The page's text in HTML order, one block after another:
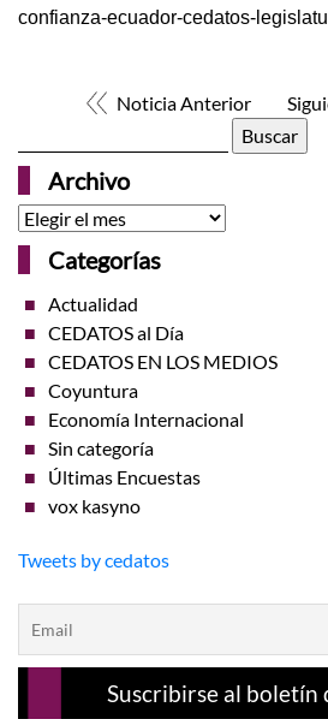
confianza-ecuador-cedatos-
Noticia Anterior
Archivo
Archivo
Categorías
Actualidad
CEDATOS al Día
CEDATOS EN LOS MEDIOS
Coyuntura
Economía Internacional
Sin categoría
Últimas Encuestas
vox kasyno
Tweets by cedatos